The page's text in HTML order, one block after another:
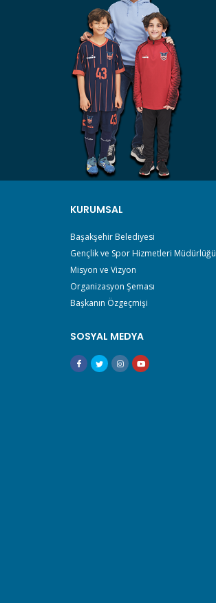
KURUMSAL
Başakşehir Belediyesi
Gençlik ve Spor Hizmetleri Müdürlüğü
Misyon ve Vizyon
Organizasyon Şeması
Başkanın Özgeçmişi
SOSYAL MEDYA